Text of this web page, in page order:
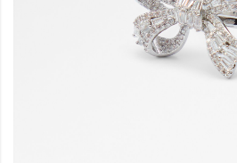
Leather Collection
إصدار السفر و الرحلات